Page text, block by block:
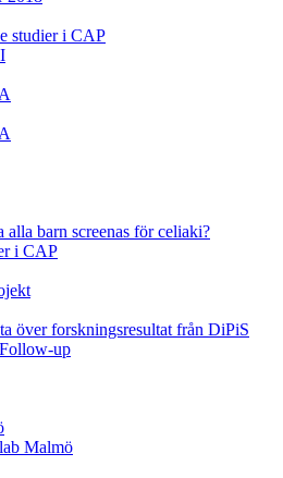
studier i CAP
alla barn screenas för celiaki?
i CAP
över forskningsresultat från DiPiS
up
Malmö